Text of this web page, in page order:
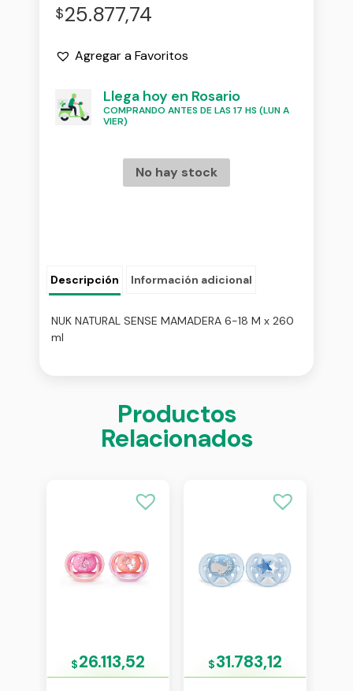
$25.877,74
Agregar a Favoritos
Llega hoy en Rosario
COMPRANDO ANTES DE LAS 17 HS (LUN A
VIER)
No hay stock
Descripción Información adicional
NUK NATURAL SENSE MAMADERA 6-18 M x 260
ml
Productos
Relacionados
$26.113,52 $31.783,12